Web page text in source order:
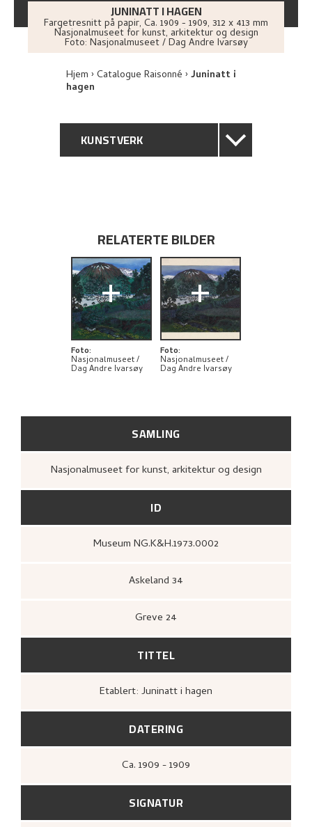
JUNINATT I HAGEN
Fargetresnitt på papir, Ca. 1909 - 1909, 312 x 413 mm
Nasjonalmuseet for kunst, arkitektur og design
Foto: Nasjonalmuseet / Dag Andre Ivarsøy
Hjem Catalogue Raisonné Juninatt i
hagen
KUNSTVERK
PROVENIENS
UTSTILLINGSHISTORIE
BIBLIOGRAFI
UTFORSK
SAMLING
Nasjonalmuseet for kunst, arkitektur og design
ID
Museum NG.K&H.1973.0002
Askeland 34
Greve 24
TITTEL
Etablert: Juninatt i hagen
DATERING
Ca. 1909 - 1909
SIGNATUR
RELATERTE BILDER
+
Foto:
Nasjonalmuseet /
Dag Andre Ivarsøy
+
Foto:
Nasjonalmuseet /
Dag Andre Ivarsøy